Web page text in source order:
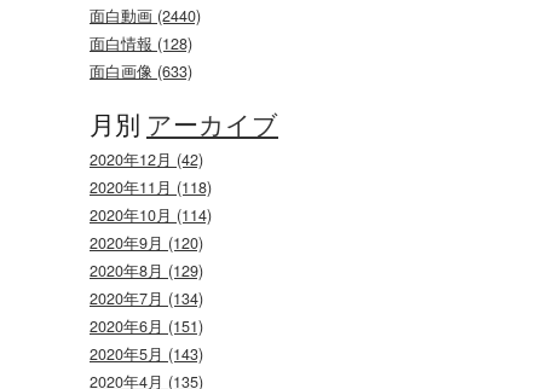
面白動画 (2440)
面白情報 (128)
面白画像 (633)
月別 アーカイブ
2020年12月 (42)
2020年11月 (118)
2020年10月 (114)
2020年9月 (120)
2020年8月 (129)
2020年7月 (134)
2020年6月 (151)
2020年5月 (143)
2020年4月 (135)